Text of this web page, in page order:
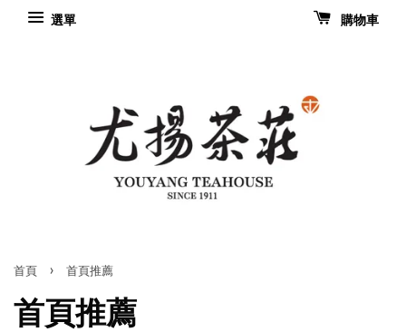
選單 購物車
首頁 › 首頁推薦
首頁推薦